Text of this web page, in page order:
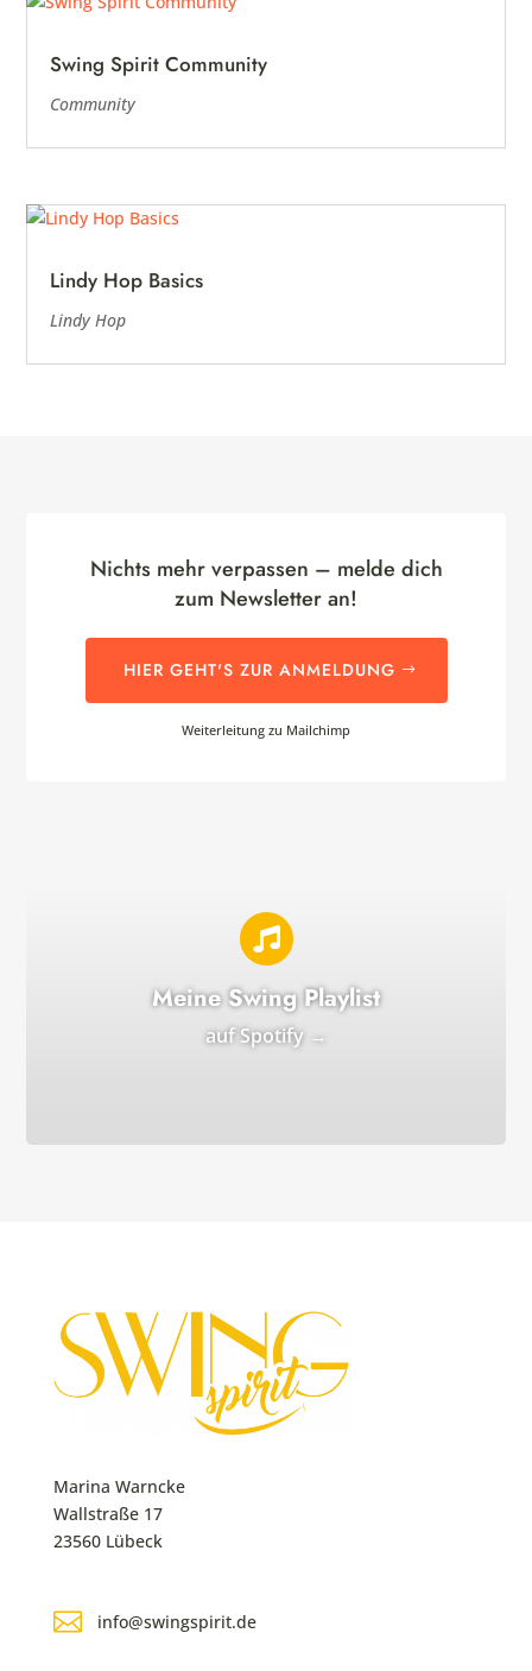
Swing Spirit Community
Community
Lindy Hop Basics
Lindy Hop
Nichts mehr verpassen – melde dich
zum Newsletter an!
HIER GEHT'S ZUR ANMELDUNG
Weiterleitung zu Mailchimp

Meine Swing Playlist
auf Spotify →
Marina Warncke
Wallstraße 17
23560 Lübeck
 info@swingspirit.de